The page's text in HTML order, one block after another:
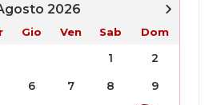
2026
Gio Ven Sab Dom
1
2
6 7 8
9